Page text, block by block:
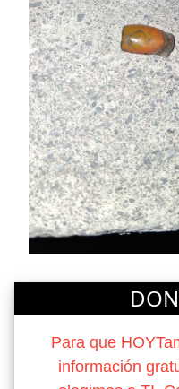
Para que
información